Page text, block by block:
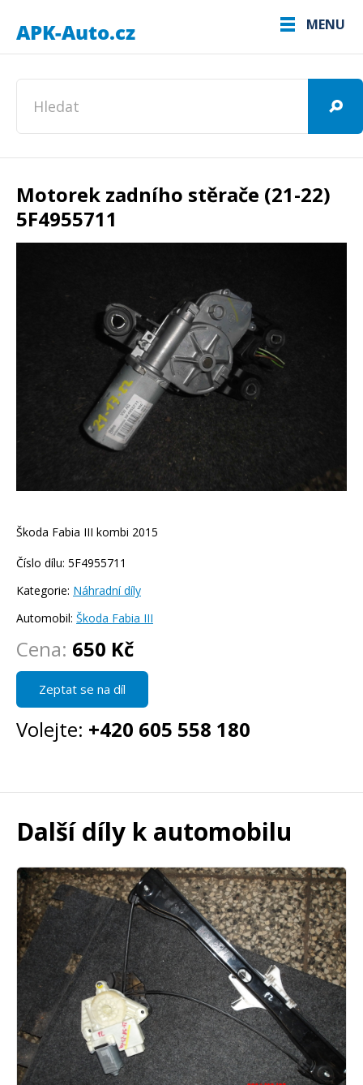
MENU
Motorek zadního stěrače (21-22)
5F4955711
Škoda Fabia III kombi 2015
Číslo dílu: 5F4955711
Kategorie: Náhradní díly
Automobil: Škoda Fabia III
Cena: 650 Kč
Zeptat se na díl
Volejte: +420 605 558 180
Další díly k automobilu